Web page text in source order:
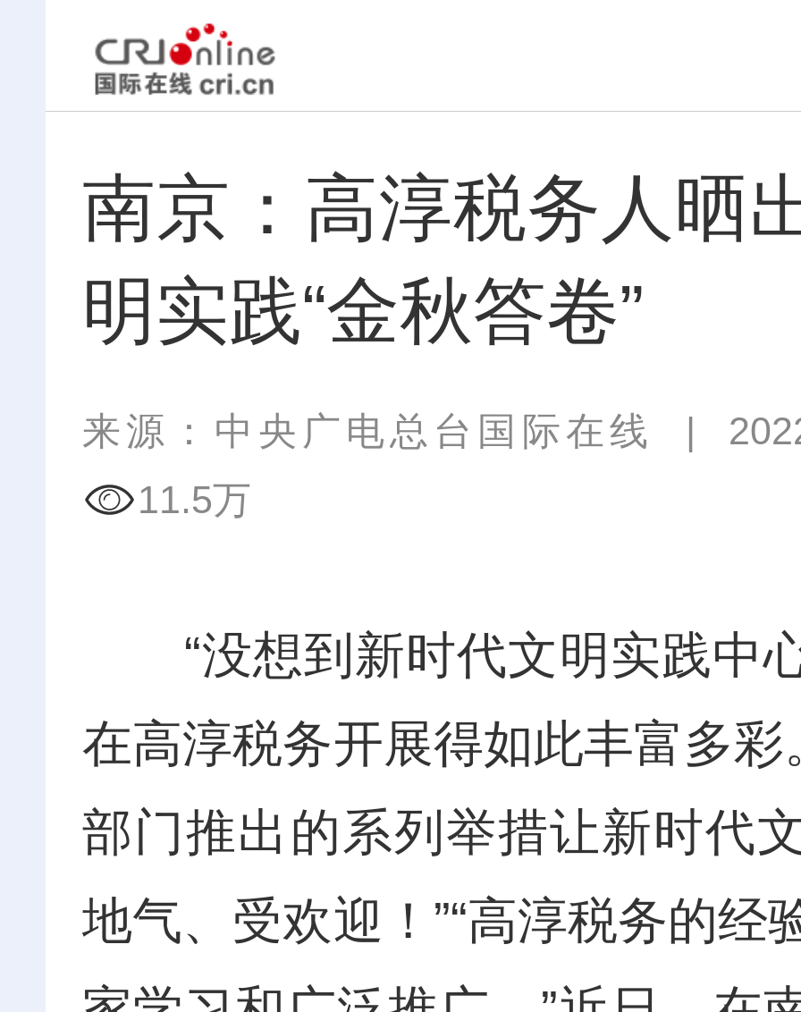
南京：高淳税务人晒
明实践“金秋答卷”
来源：中央广电总台国际在线 |
11.5万
“没想到新时代文明实践中
在高淳税务开展得如此丰富多彩
部门推出的系列举措让新时代
地气、受欢迎！”“高淳税务的经